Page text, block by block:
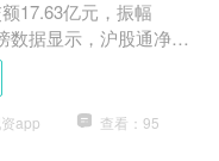
17.63亿元，振幅
数据显示，沪股通净卖
营业部席位合计净
app 查看：95